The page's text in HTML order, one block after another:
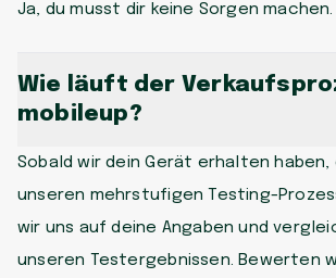
Ja, du musst dir keine Sorgen machen.
Wie läuft der
mobileup?
Sobald wir dein Gerät erhalten
unseren mehrstufigen Testing-
wir uns auf deine Angaben und
unseren Testergebnissen. Bewerten